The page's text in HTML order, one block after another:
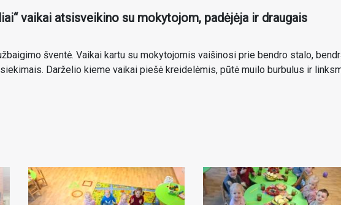
vaikai atsisveikino su mokytojom, padėjėja ir draugais
šventė. Vaikai kartu su mokytojomis vaišinosi prie bendro stalo,
Darželio kieme vaikai piešė kreidelėmis, pūtė muilo burbulus ir